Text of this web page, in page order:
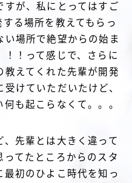
すが、私にとってはすご
る場所を教えてもらっ
場所で絶望からの始ま
！！って感じで、さらに
教えてくれた先輩が開発
けていただいたけど、
も起こらなくて。。。
先輩とは大きく違って
てたところからのスタ
初のひよこ時代を知っ